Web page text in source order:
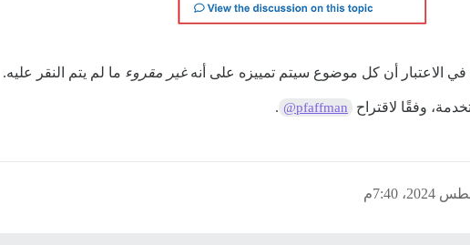
في الاعتبار أن كل موضوع سيتم تمييزه على أنهغير مقروء ما لم يتم النقر عليه.
وفقًا لاقتراح @pfaffman
.